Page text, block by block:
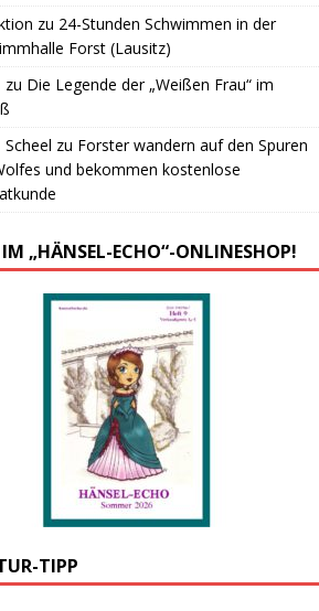
zu 24-Stunden Schwimmen in der
Forst (Lausitz)
zu Die Legende der „Weißen Frau“ im
Scheel zu Forster wandern auf den Spuren
und bekommen kostenlose
„HÄNSEL-ECHO“-ONLINESHOP!
TIPP